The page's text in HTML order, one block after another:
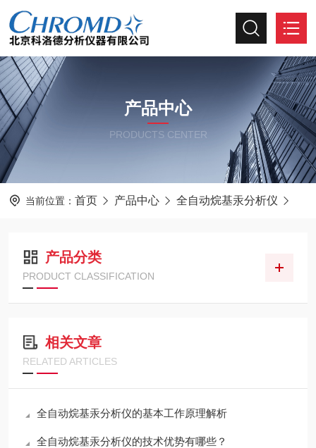
产品中心
PRODUCTS CENTER
当前位置： 首页 产品中心 全自动烷基汞分析仪
产品分类
PRODUCT CLASSIFICATION
相关文章
RELATED ARTICLES
全自动烷基汞分析仪的基本工作原理解析
全自动烷基汞分析仪的技术优势有哪些？